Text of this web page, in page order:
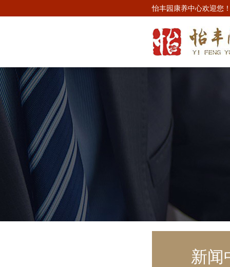
怡丰园康养中心欢迎您
新闻